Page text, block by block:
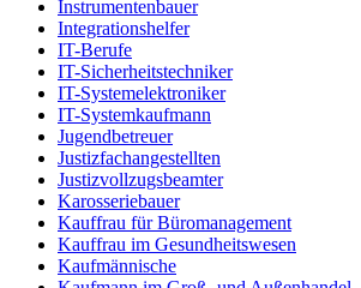
Instrumentenbauer
Integrationshelfer
IT-Berufe
IT-Sicherheitstechniker
IT-Systemelektroniker
IT-Systemkaufmann
Jugendbetreuer
Justizfachangestellten
Justizvollzugsbeamter
Karosseriebauer
Kauffrau für Büromanagement
Kauffrau im Gesundheitswesen
Kaufmännische